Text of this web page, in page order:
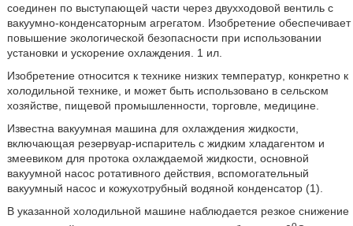
соединен по выступающей части через двухходовой вентиль с
вакуумно-конденсаторным агрегатом. Изобретение обеспечивает
повышение экологической безопасности при использовании
установки и ускорение охлаждения. 1 ил.
Изобретение относится к технике низких температур, конкретно к
холодильной технике, и может быть использовано в сельском
хозяйстве, пищевой промышленности, торговле, медицине.
Известна вакуумная машина для охлаждения жидкости,
включающая резервуар-испаритель с жидким хладагентом и
змеевиком для протока охлаждаемой жидкости, основной
вакуумной насос ротативного действия, вспомогательный
вакуумный насос и кожухотрубный водяной конденсатор (1).
В указанной холодильной машине наблюдается резкое снижение